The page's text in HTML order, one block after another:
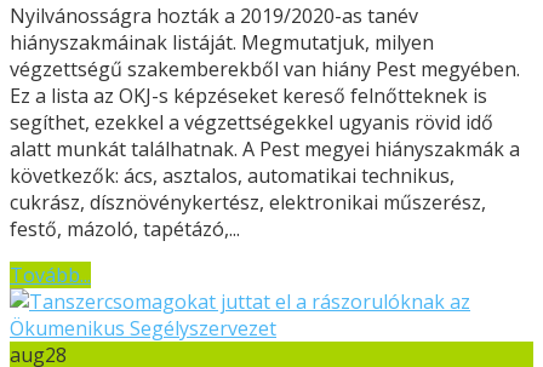
Nyilvánosságra hozták a 2019/2020-as tanév
hiányszakmáinak listáját. Megmutatjuk, milyen
végzettségű szakemberekből van hiány Pest megyében.
Ez a lista az OKJ-s képzéseket kereső felnőtteknek is
segíthet, ezekkel a végzettségekkel ugyanis rövid idő
alatt munkát találhatnak. A Pest megyei hiányszakmák a
következők: ács, asztalos, automatikai technikus,
cukrász, dísznövénykertész, elektronikai műszerész,
festő, mázoló, tapétázó,...
Tovább...
aug28